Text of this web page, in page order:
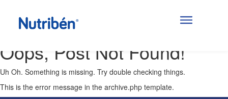
Posts Categorized: 6 meses
Oops, Post Not Found!
Uh Oh. Something is missing. Try double checking things.
This is the error message in the archive.php template.